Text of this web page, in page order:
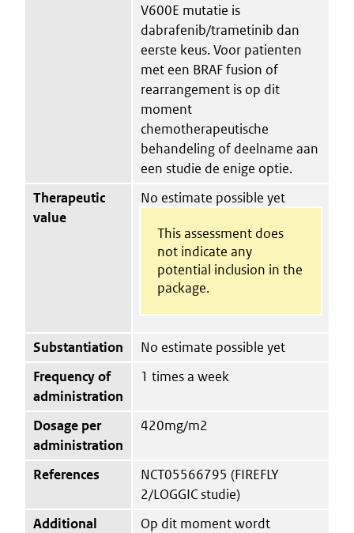
V600E mutatie is
dabrafenib/trametinib dan
eerste keus. Voor patienten
met een BRAF fusion of
rearrangement is op dit
moment
chemotherapeutische
behandeling of deelname aan
een studie de enige optie.
Therapeutic
value
No estimate possible yet
This assessment does
not indicate any
potential inclusion in the
package.
Substantiation
No estimate possible yet
Frequency of
administration
1 times a week
Dosage per
administration
420mg/m2
References
NCT05566795 (FIREFLY
2/LOGGIC studie)
Additional
Op dit moment wordt